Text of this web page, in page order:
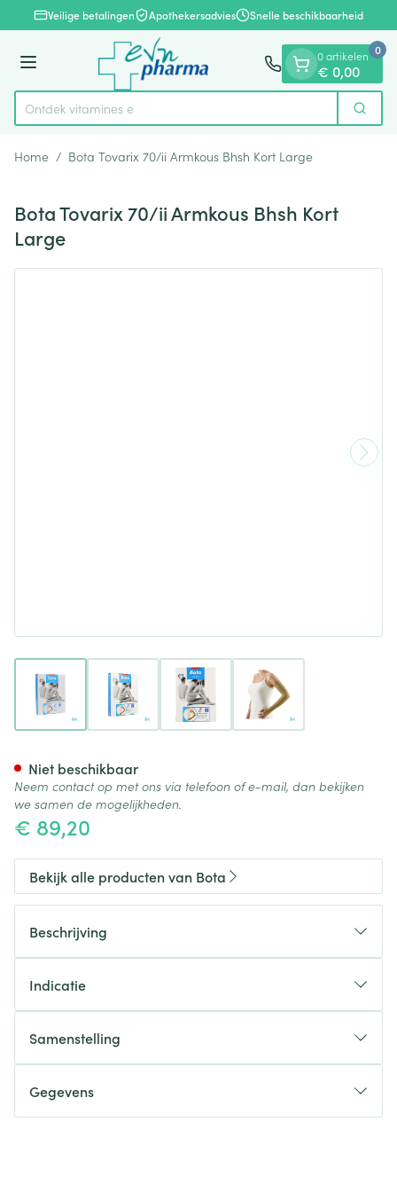
Ga naar de inhoud
1 van 1Veilige betalingen Apothekersadvies Snelle beschikbaarheid
Menu
Product, merk, categorie...
Ontdek vitamines en ge Zoek
0 artikelen
€ 0,00
0
Home / Bota Tovarix 70/ii Armkous Bhsh Kort Large
Bota Tovarix 70/ii Armkous Bhsh Kort
Large
View larger imageView larger imageView larger imageView larger image
€ 89,20
Niet beschikbaar
Neem contact op met ons via telefoon of e-mail, dan bekijken
we samen de mogelijkheden.
Bekijk alle producten van Bota
Beschrijving
Indicatie
Samenstelling
Gegevens